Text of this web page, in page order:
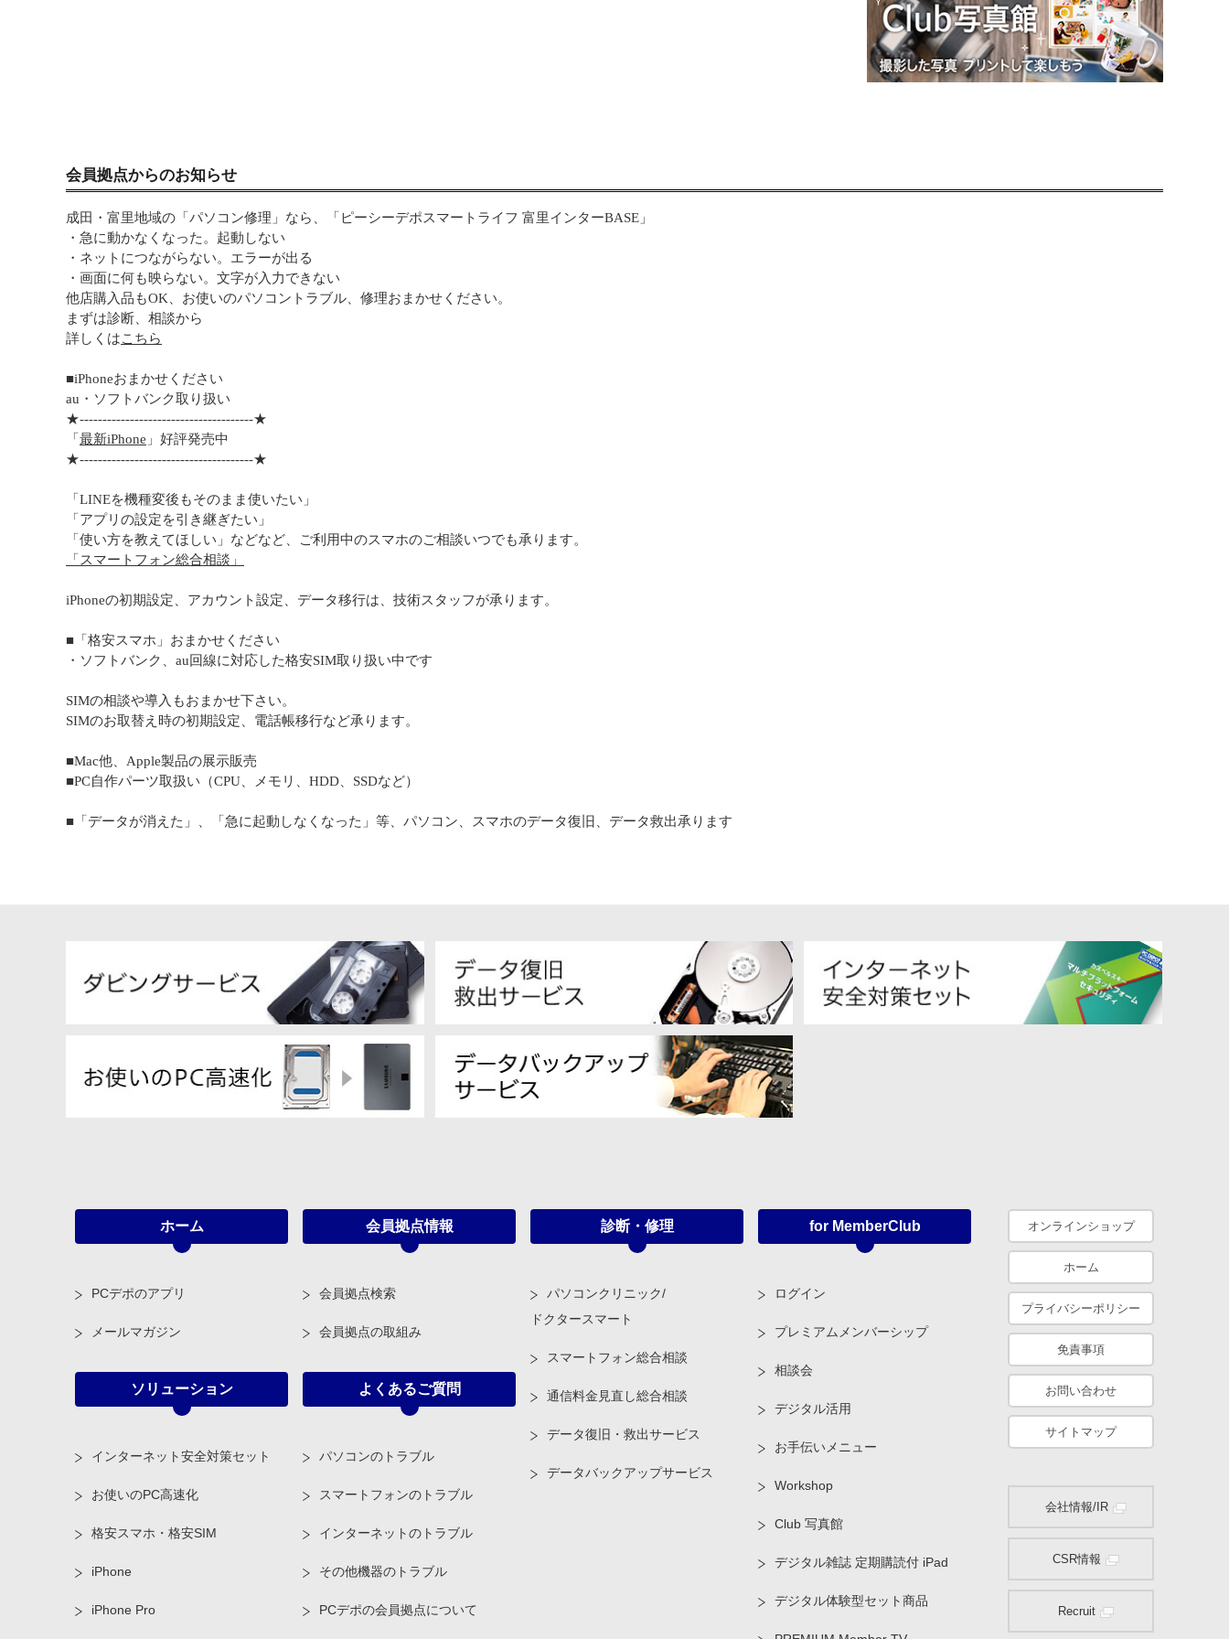
会員拠点からのお知らせ
成田・富里地域の「パソコン修理」なら、「ピーシーデポスマートライフ 富里インターBASE」
・急に動かなくなった。起動しない
・ネットにつながらない。エラーが出る
・画面に何も映らない。文字が入力できない
他店購入品もOK、お使いのパソコントラブル、修理おまかせください。
まずは診断、相談から
詳しくはこちら
■iPhoneおまかせください
au・ソフトバンク取り扱い
★--------------------------------------★
「 最新iPhone 」好評発売中
★--------------------------------------★
「LINEを機種変後もそのまま使いたい」
「アプリの設定を引き継ぎたい」
「使い方を教えてほしい」などなど、ご利用中のスマホのご相談いつでも承ります。
「スマートフォン総合相談」
iPhoneの初期設定、アカウント設定、データ移行は、技術スタッフが承ります。
■「格安スマホ」おまかせください
・ソフトバンク、au回線に対応した格安SIM取り扱い中です
SIMの相談や導入もおまかせ下さい。
SIMのお取替え時の初期設定、電話帳移行など承ります。
■Mac他、Apple製品の展示販売
■PC自作パーツ取扱い（CPU、メモリ、HDD、SSDなど）
■「データが消えた」、「急に起動しなくなった」等、パソコン、スマホのデータ復旧、データ救出承ります
ホーム
PCデポのアプリ
メールマガジン
会員拠点情報
会員拠点検索
会員拠点の取組み
診断・修理
パソコンクリニック/
ドクタースマート
スマートフォン総合相談
通信料金見直し総合相談
データ復旧・救出サービス
データバックアップサービス
for MemberClub
ログイン
プレミアムメンバーシップ
相談会
デジタル活用
お手伝いメニュー
Workshop
Club 写真館
デジタル雑誌 定期購読付 iPad
デジタル体験型セット商品
ソリューション
インターネット安全対策セット
お使いのPC高速化
格安スマホ・格安SIM
iPhone
iPhone Pro
よくあるご質問
パソコンのトラブル
スマートフォンのトラブル
インターネットのトラブル
その他機器のトラブル
PCデポの会員拠点について
オンラインショップ
ホーム
プライバシーポリシー
免責事項
お問い合わせ
サイトマップ
会社情報/IR
CSR情報
Recruit